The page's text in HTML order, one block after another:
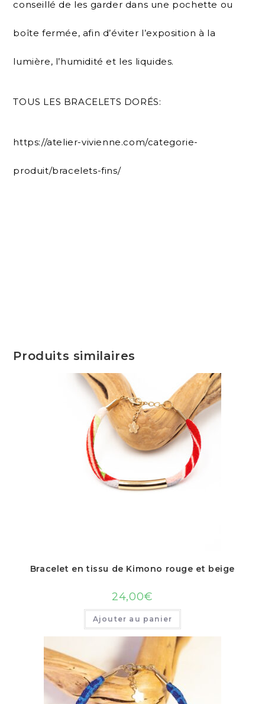
conseillé de les garder dans une pochette ou
boîte fermée, afin d’éviter l’exposition à la
lumière, l’humidité et les liquides.
TOUS LES BRACELETS DORÉS:
https://atelier-vivienne.com/categorie-
produit/bracelets-fins/
Produits similaires
Bracelet en tissu de Kimono rouge et beige
24,00€
Ajouter au panier